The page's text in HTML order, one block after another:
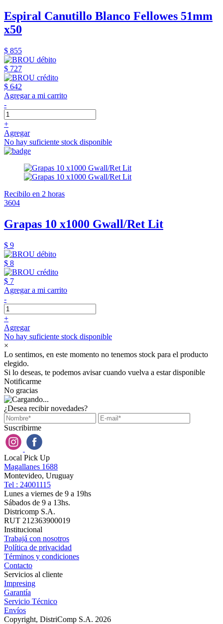
Espiral Canutillo Blanco Fellowes 51mm
x50
$ 855
$ 727
$ 642
Agregar a mi carrito
-
+
Agregar
No hay suficiente stock disponible
Recibilo en 2 horas
3604
Grapas 10 x1000 Gwall/Ret Lit
$ 9
$ 8
$ 7
Agregar a mi carrito
-
+
Agregar
No hay suficiente stock disponible
×
Lo sentimos, en este momento no tenemos stock para el producto
elegido.
Si lo deseas, te podemos avisar cuando vuelva a estar disponible
Notificarme
No gracias
¿Desea recibir novedades?
Suscribirme
Local Pick Up
Magallanes 1688
Montevideo, Uruguay
Tel : 24001115
Lunes a viernes de 9 a 19hs
Sábados de 9 a 13hs.
Districomp S.A.
RUT 212363900019
Institucional
Trabajá con nosotros
Política de privacidad
Términos y condiciones
Contacto
Servicios al cliente
Impresing
Garantía
Servicio Técnico
Envíos
Copyright, DistriComp S.A. 2026